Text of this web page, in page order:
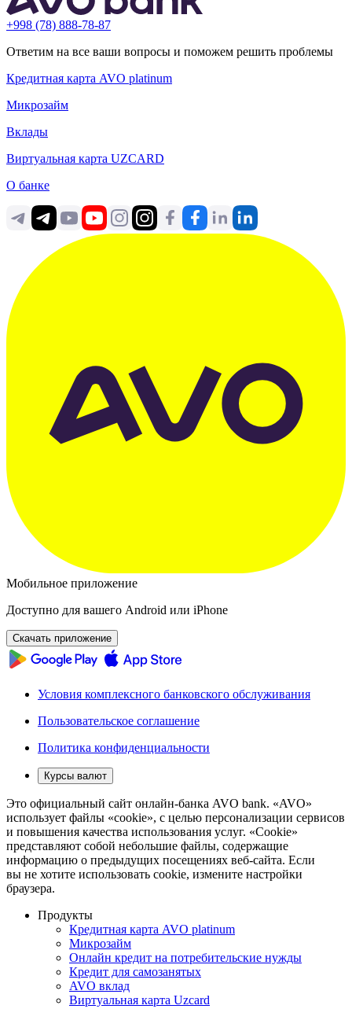
+998 (78) 888-78-87
Ответим на все ваши вопросы и поможем решить проблемы
Кредитная карта AVO platinum
Микрозайм
Вклады
Виртуальная карта UZCARD
О банке
Мобильное приложение
Доступно для вашего Android или iPhone
Скачать приложение
Условия комплексного банковского обслуживания
Пользовательское соглашение
Политика конфиденциальности
Курсы валют
Это официальный сайт онлайн-банка AVO bank. «AVO»
использует файлы «cookie», с целью персонализации сервисов
и повышения качества использования услуг. «Cookie»
представляют собой небольшие файлы, содержащие
информацию о предыдущих посещениях веб-сайта. Если
вы не хотите использовать cookie, измените настройки
браузера.
Продукты
Кредитная карта AVO platinum
Микрозайм
Онлайн кредит на потребительские нужды
Кредит для самозанятых
AVO вклад
Виртуальная карта Uzcard